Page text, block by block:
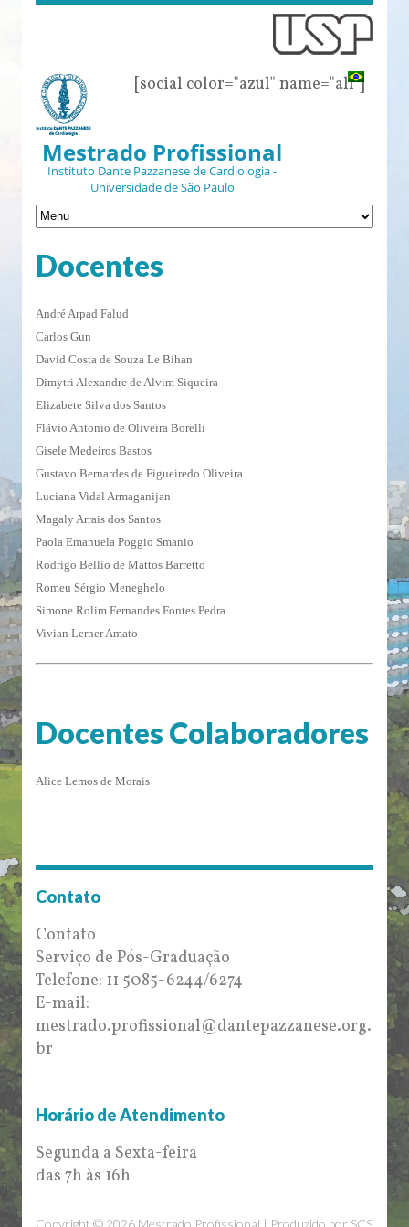
[social color="azul" name="all"]
Mestrado Profissional
Instituto Dante Pazzanese de Cardiologia -
Universidade de São Paulo
Docentes
André Arpad Falud
Carlos Gun
David Costa de Souza Le Bihan
Dimytri Alexandre de Alvim Siqueira
Elizabete Silva dos Santos
Flávio Antonio de Oliveira Borelli
Gisele Medeiros Bastos
Gustavo Bernardes de Figueiredo Oliveira
Luciana Vidal Armaganijan
Magaly Arrais dos Santos
Paola Emanuela Poggio Smanio
Rodrigo Bellio de Mattos Barretto
Romeu Sérgio Meneghelo
Simone Rolim Fernandes Fontes Pedra
Vivian Lerner Amato
Docentes Colaboradores
Alice Lemos de Morais
Contato
Contato
Serviço de Pós-Graduação
Telefone: 11 5085-6244/6274
E-mail:
mestrado.profissional@dantepazzanese.org.
br
Horário de Atendimento
Segunda a Sexta-feira
das 7h às 16h
Copyright © 2026 Mestrado Profissional | Produzido por SCS